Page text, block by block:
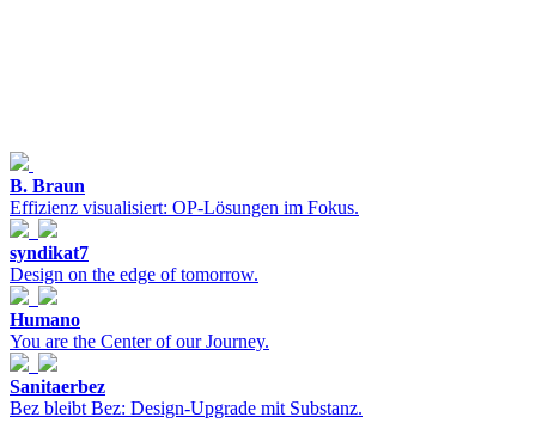
B. Braun
Effizienz visualisiert: OP-Lösungen im Fokus.
syndikat7
Design on the edge of tomorrow.
Humano
You are the Center of our Journey.
Sanitaerbez
Bez bleibt Bez: Design-Upgrade mit Substanz.